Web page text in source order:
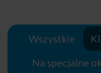
Wszystkie
Na specjalne